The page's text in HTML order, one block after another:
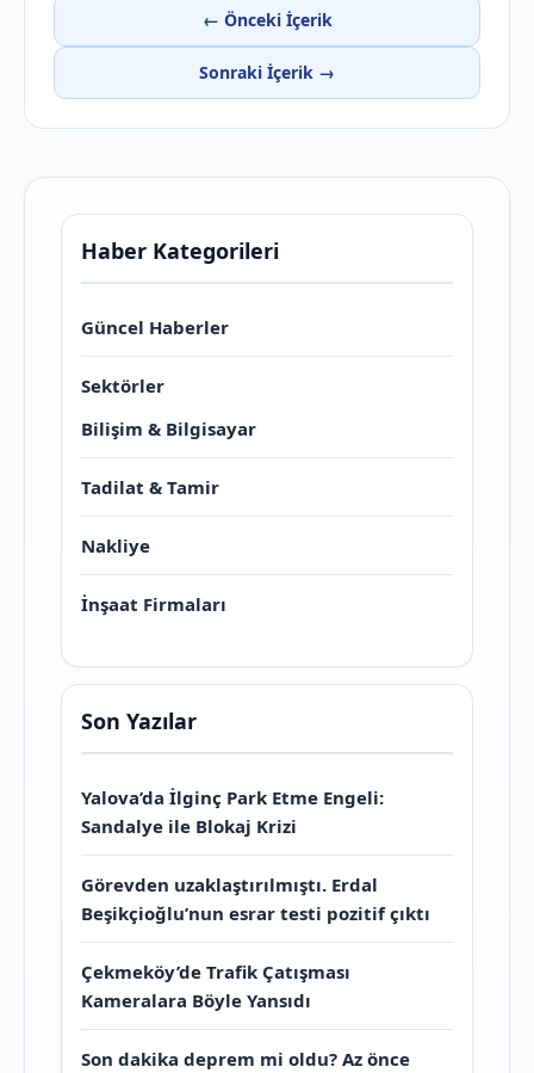
← Önceki İçerik
Sonraki İçerik →
Haber Kategorileri
Güncel Haberler
Sektörler
Bilişim & Bilgisayar
Tadilat & Tamir
Nakliye
İnşaat Firmaları
Son Yazılar
Yalova’da İlginç Park Etme Engeli:
Sandalye ile Blokaj Krizi
Görevden uzaklaştırılmıştı. Erdal
Beşikçioğlu’nun esrar testi pozitif çıktı
Çekmeköy’de Trafik Çatışması
Kameralara Böyle Yansıdı
Son dakika deprem mi oldu? Az önce